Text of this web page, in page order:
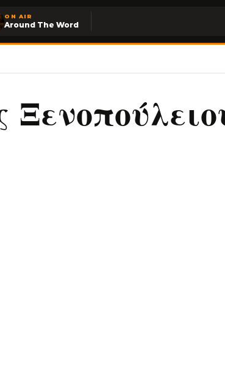
ON AIR
Around The Word